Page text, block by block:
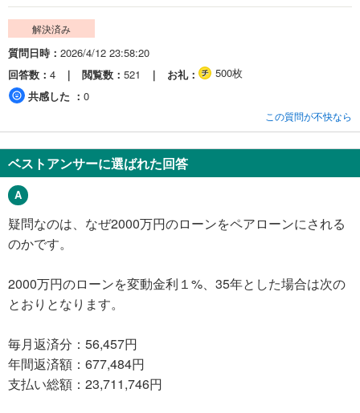
解決済み
質問日時
2026/4/12 23:58:20
回答数
4 閲覧数 521 お礼
500枚
共感した
0
この質問が不快なら
ベストアンサーに選ばれた回答
疑問なのは、なぜ2000万円のローンをペアローンにされる
のかです。
2000万円のローンを変動金利１%、35年とした場合は次の
とおりとなります。
毎月返済分：56,457円
年間返済額：677,484円
支払い総額：23,711,746円